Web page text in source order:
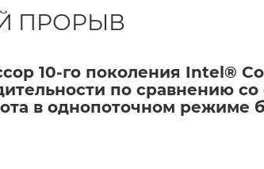
ПРОРЫВ
10-го поколения Intel®
по сравнению
в однопоточном режиме